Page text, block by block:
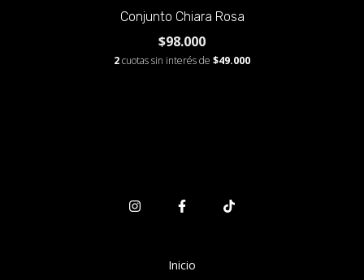
Conjunto Chiara Rosa
$98.000
2cuotas sin interés de $49.000
Inicio